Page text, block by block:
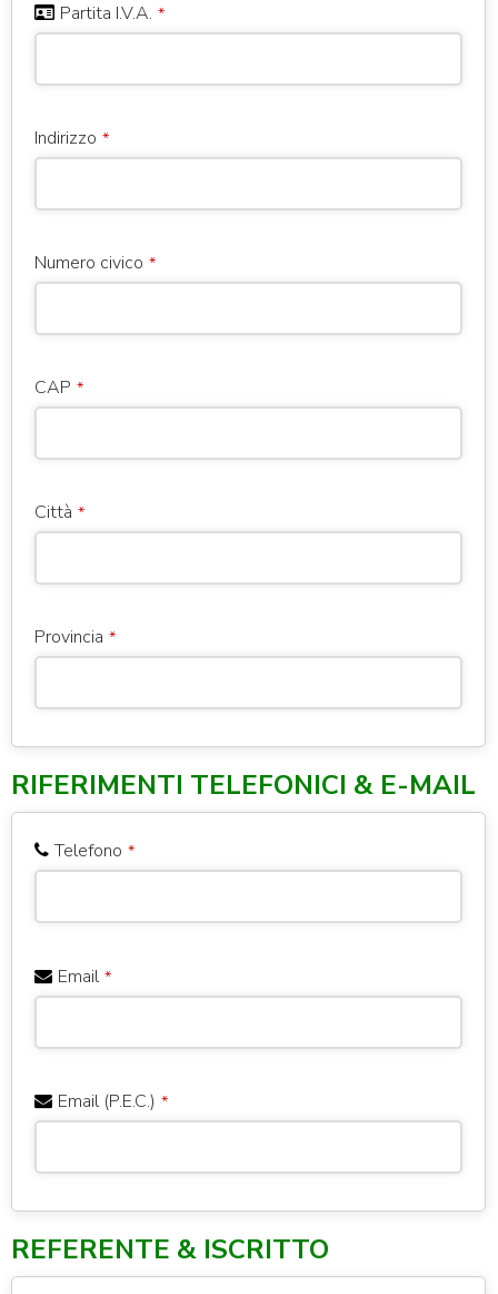
Partita I.V.A. *
Indirizzo *
Numero civico *
CAP *
Città *
Provincia *
Website
URL *
RIFERIMENTI TELEFONICI & E-MAIL
Telefono *
Email *
Email (P.E.C.) *
REFERENTE & ISCRITTO